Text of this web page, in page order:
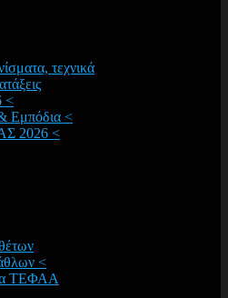
τεχνικά
<
Εμπόδια <
2026 <
<
ΤΕΦΑΑ